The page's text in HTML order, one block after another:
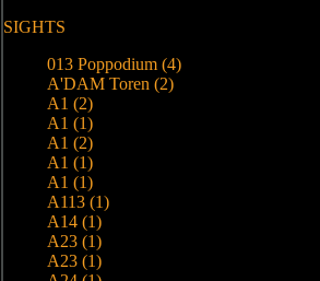
SIGHTS
013 Poppodium (4)
A'DAM Toren (2)
A1 (2)
A1 (1)
A1 (2)
A1 (1)
A1 (1)
A113 (1)
A14 (1)
A23 (1)
A23 (1)